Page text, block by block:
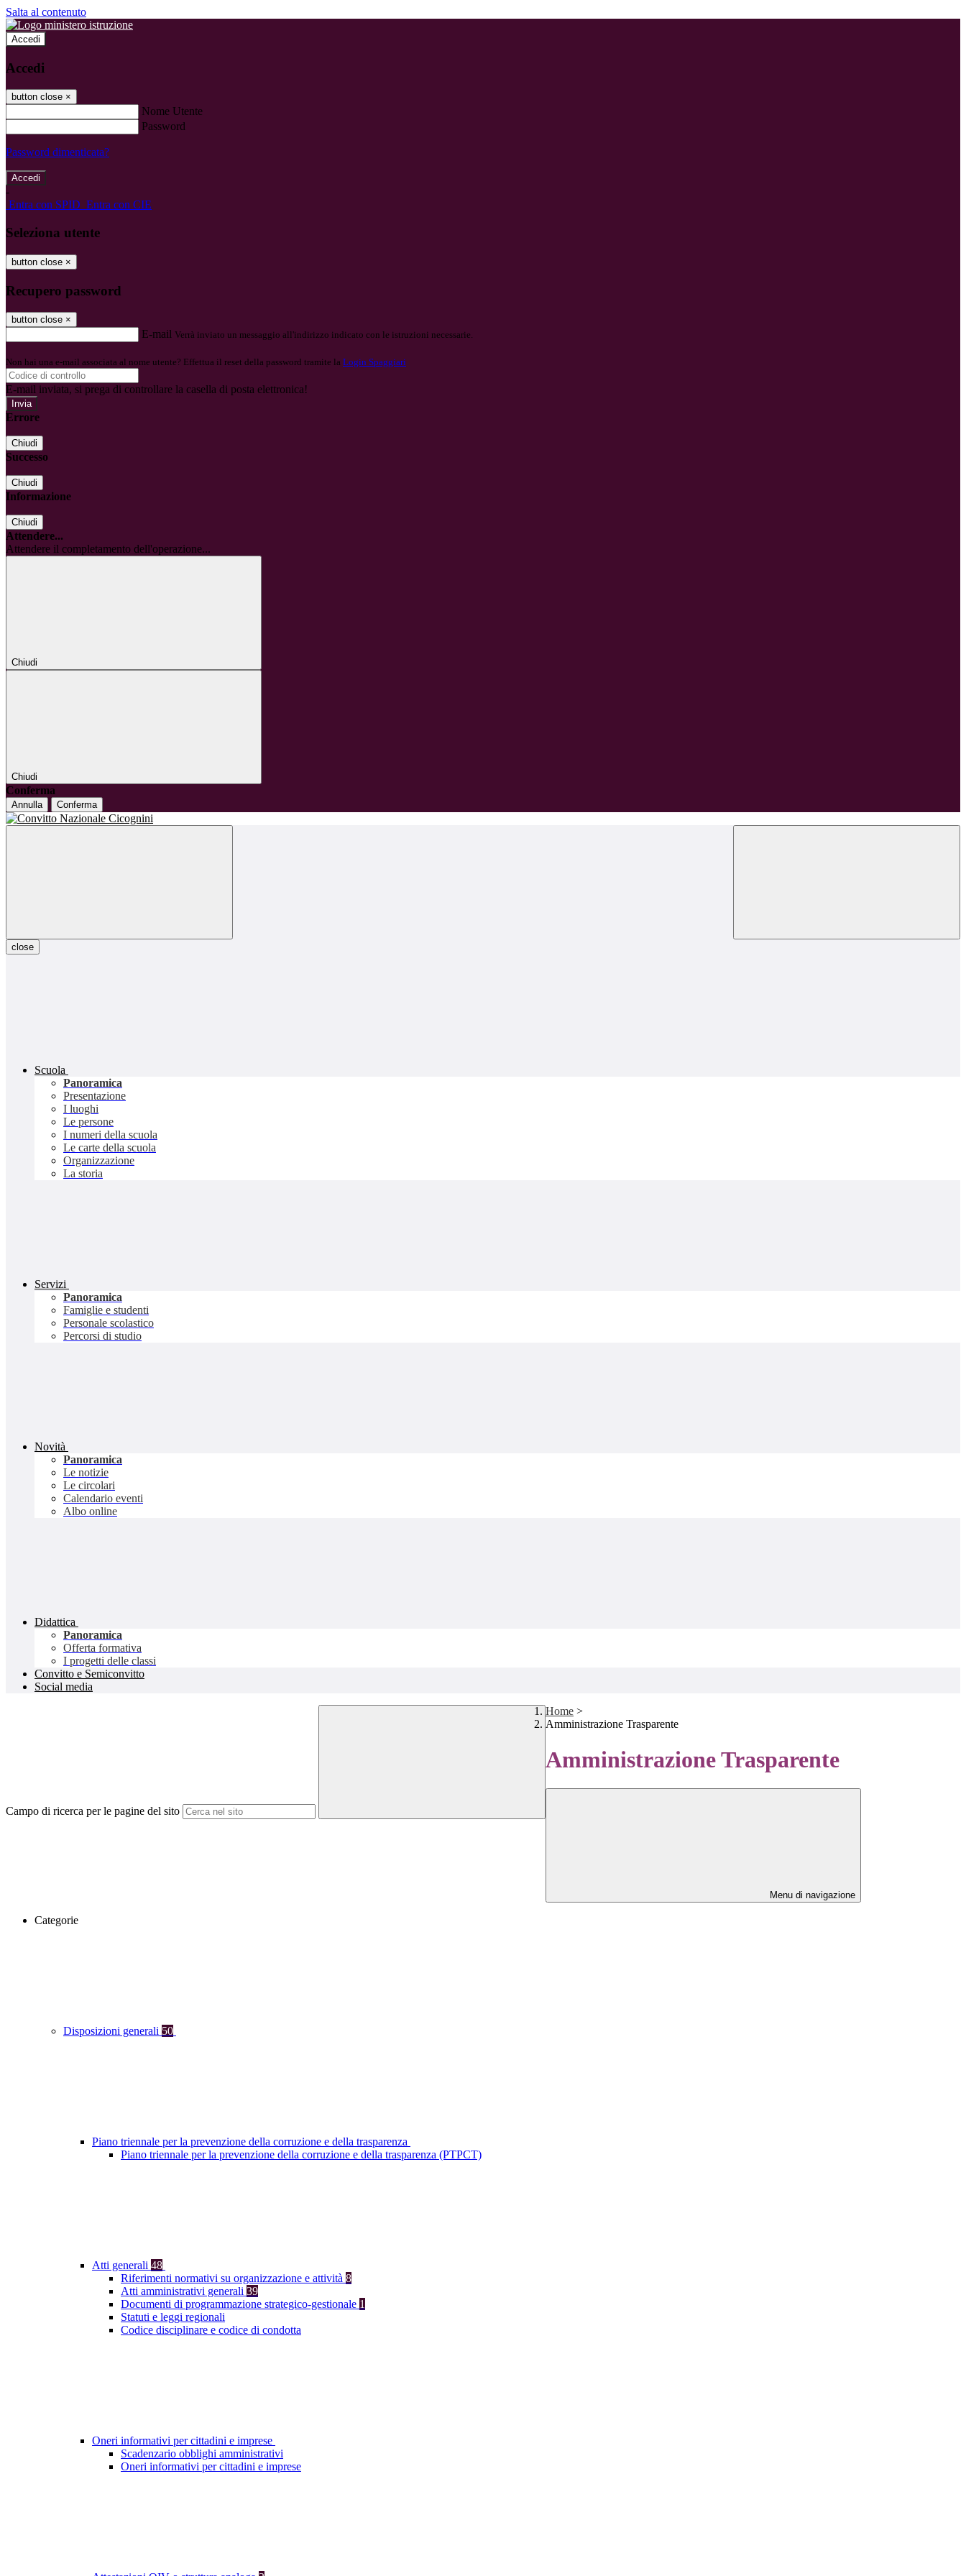
Salta al contenuto
Accedi
Accedi
button close ×
Nome Utente
Password
Password dimenticata?
-
Entra con SPID Entra con CIE
Seleziona utente
button close ×
Recupero password
button close ×
E-mail Verrà inviato un messaggio all'indirizzo indicato con le istruzioni necessarie.
Non hai una e-mail associata al nome utente? Effettua il reset della password tramite la Login Spaggiari
E-mail inviata, si prega di controllare la casella di posta elettronica!
Errore
Chiudi
Successo
Chiudi
Informazione
Chiudi
Attendere...
Attendere il completamento dell'operazione...
Chiudi
Chiudi
Conferma
Annulla Conferma
close
Scuola
Panoramica
Presentazione
I luoghi
Le persone
I numeri della scuola
Le carte della scuola
Organizzazione
La storia
Servizi
Panoramica
Famiglie e studenti
Personale scolastico
Percorsi di studio
Novità
Panoramica
Le notizie
Le circolari
Calendario eventi
Albo online
Didattica
Panoramica
Offerta formativa
I progetti delle classi
Convitto e Semiconvitto
Social media
Campo di ricerca per le pagine del sito
Home >
Amministrazione Trasparente
Amministrazione Trasparente
Menu di navigazione
Categorie
Disposizioni generali 50
Piano triennale per la prevenzione della corruzione e della trasparenza
Piano triennale per la prevenzione della corruzione e della trasparenza (PTPCT)
Atti generali 48
Riferimenti normativi su organizzazione e attività 8
Atti amministrativi generali 39
Documenti di programmazione strategico-gestionale 1
Statuti e leggi regionali
Codice disciplinare e codice di condotta
Oneri informativi per cittadini e imprese
Scadenzario obblighi amministrativi
Oneri informativi per cittadini e imprese